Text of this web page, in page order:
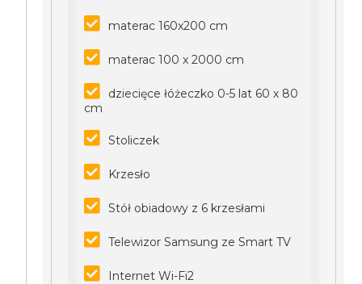
materac 160x200 cm
materac 100 x 2000 cm
dziecięce łóżeczko 0-5 lat 60 x 80
cm
Stoliczek
Krzesło
Stół obiadowy z 6 krzesłami
Telewizor Samsung ze Smart TV
Internet Wi-Fi2